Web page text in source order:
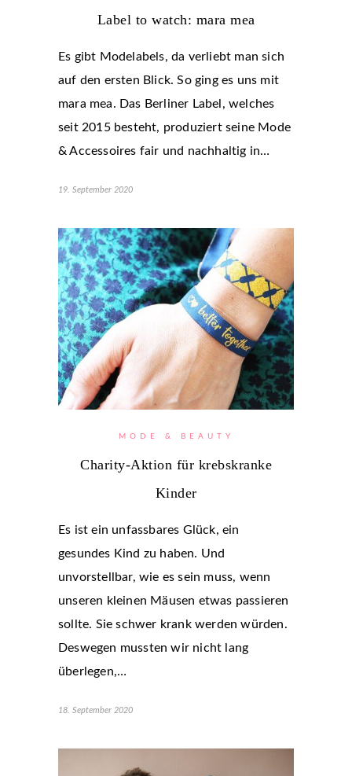
Label to watch: mara mea
Es gibt Modelabels, da verliebt man sich
auf den ersten Blick. So ging es uns mit
mara mea. Das Berliner Label, welches
seit 2015 besteht, produziert seine Mode
& Accessoires fair und nachhaltig in…
19. September 2020
MODE & BEAUTY
Charity-Aktion für krebskranke
Kinder
Es ist ein unfassbares Glück, ein
gesundes Kind zu haben. Und
unvorstellbar, wie es sein muss, wenn
unseren kleinen Mäusen etwas passieren
sollte. Sie schwer krank werden würden.
Deswegen mussten wir nicht lang
überlegen,…
18. September 2020